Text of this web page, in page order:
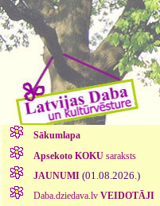
Sākumlapa
Apsekoto KOKUsaraksts
JAUNUMI (01.08.2026.)
Daba.dziedava.lv VEIDOTĀJI